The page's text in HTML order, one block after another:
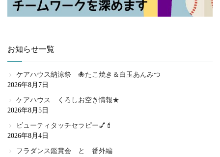
お知らせ一覧
ケアハウス納涼祭 🐙たこ焼き＆白玉あんみつ
2026年8月7日
ケアハウス くろしお空き情報★
2026年8月5日
ビューティタッチセラピー💅💄
2026年8月4日
フラダンス鑑賞会 と 番外編